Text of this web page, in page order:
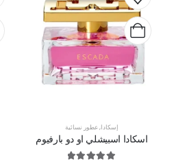
إسكادا,عطور نسائية
اسكادا اسبيشلي او دو بارفيوم